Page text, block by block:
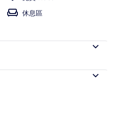
休息區